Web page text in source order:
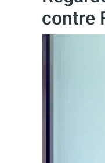
contre